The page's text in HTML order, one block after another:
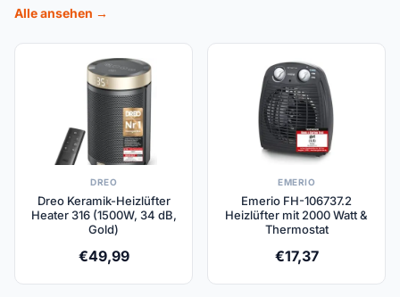
Alle ansehen →
DREO
Dreo Keramik-Heizlüfter
Heater 316 (1500W, 34 dB,
Gold)
€49,99
EMERIO
Emerio FH-106737.2
Heizlüfter mit 2000 Watt &
Thermostat
€17,37